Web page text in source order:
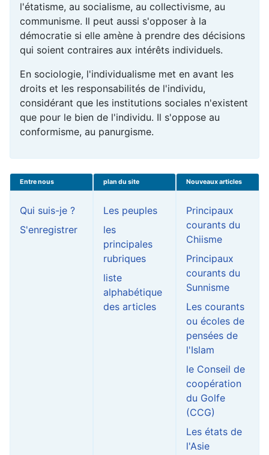
l'étatisme, au socialisme, au collectivisme, au
communisme. Il peut aussi s'opposer à la
démocratie si elle amène à prendre des décisions
qui soient contraires aux intérêts individuels.
En sociologie, l'individualisme met en avant les
droits et les responsabilités de l'individu,
considérant que les institutions sociales n'existent
que pour le bien de l'individu. Il s'oppose au
conformisme, au panurgisme.
Entre nous
Qui suis-je ?
S'enregistrer
plan du site
Les peuples
les
principales
rubriques
liste
alphabétique
des articles
Nouveaux articles
Principaux
courants du
Chiisme
Principaux
courants du
Sunnisme
Les courants
ou écoles de
pensées de
l'Islam
le Conseil de
coopération
du Golfe
(CCG)
Les états de
l'Asie